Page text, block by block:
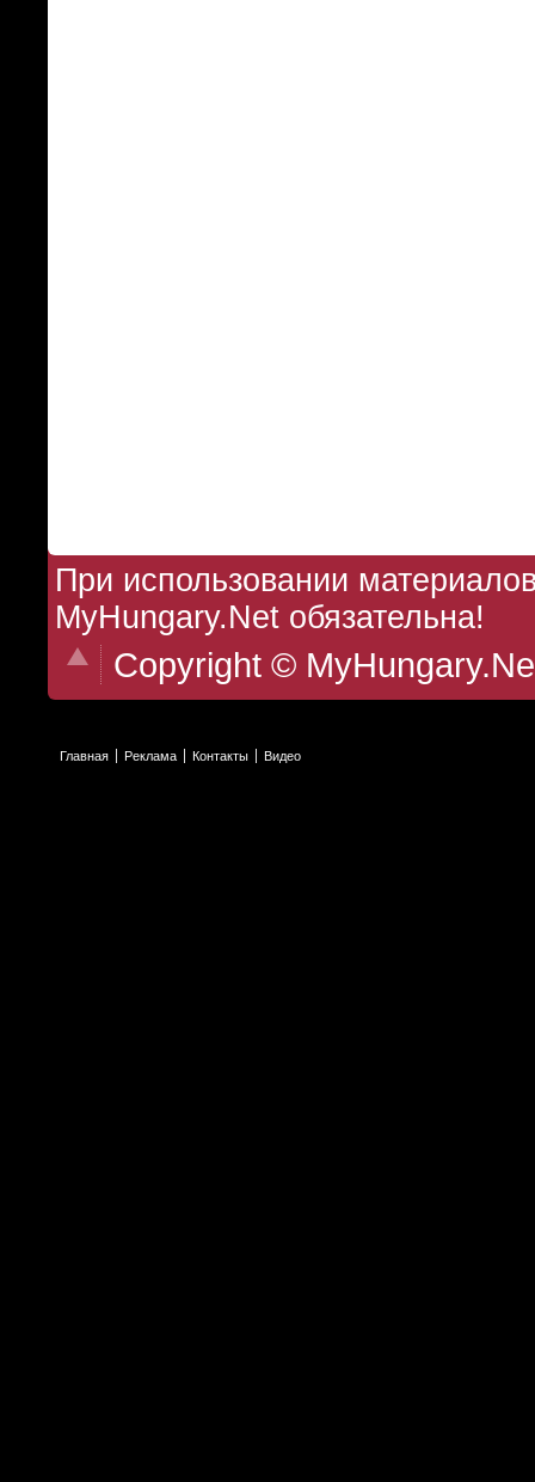
При использовании
MyHungary.Net обязательна!
Copyright ©
Главная Реклама Контакты Видео